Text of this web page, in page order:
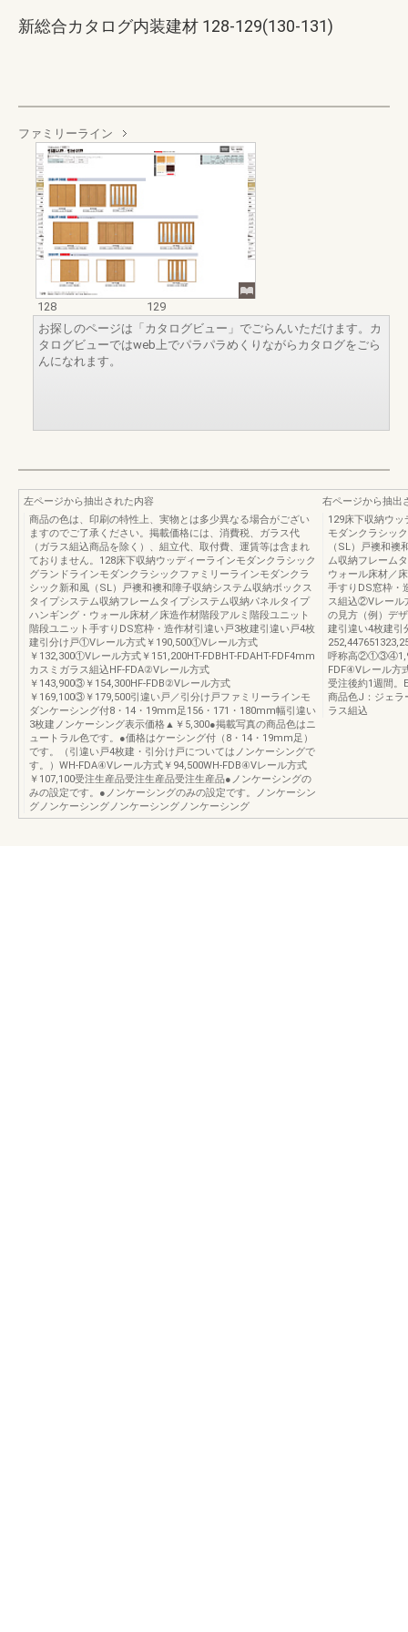
新総合カタログ内装建材 128-129(130-131)
ファミリーライン
128
129
お探しのページは「カタログビュー」でごらんいただけます。カ
タログビューではweb上でパラパラめくりながらカタログをごら
んになれます。
左ページから抽出された内容
商品の色は、印刷の特性上、実物とは多少異なる場合がござい
ますのでご了承ください。掲載価格には、消費税、ガラス代
（ガラス組込商品を除く）、組立代、取付費、運賃等は含まれ
ておりません。128床下収納ウッディーラインモダンクラシック
グランドラインモダンクラシックファミリーラインモダンクラ
シック新和風（SL）戸襖和襖和障子収納システム収納ボックス
タイプシステム収納フレームタイプシステム収納パネルタイプ
ハンギング・ウォール床材／床造作材階段アルミ階段ユニット
階段ユニット手すりDS窓枠・造作材引違い戸3枚建引違い戸4枚
建引分け戸①Vレール方式￥190,500①Vレール方式
￥132,300①Vレール方式￥151,200HT-FDBHT-FDAHT-FDF4mm
カスミガラス組込HF-FDA②Vレール方式
￥143,900③￥154,300HF-FDB②Vレール方式
￥169,100③￥179,500引違い戸／引分け戸ファミリーラインモ
ダンケーシング付8・14・19mm足156・171・180mm幅引違い
3枚建ノンケーシング表示価格▲￥5,300●掲載写真の商品色はニ
ュートラル色です。●価格はケーシング付（8・14・19mm足）
です。（引違い戸4枚建・引分け戸についてはノンケーシングで
す。）WH-FDA④Vレール方式￥94,500WH-FDB④Vレール方式
￥107,100受注生産品受注生産品受注生産品●ノンケーシングの
みの設定です。●ノンケーシングのみの設定です。ノンケーシン
グノンケーシングノンケーシングノンケーシング
右ページから抽出
129床下収納ウ
モダンクラシッ
（SL）戸襖和襖
ム収納フレーム
ウォール床材／
手すりDS窓枠・
ス組込②Vレール
の見方（例）デ
建引違い4枚建引
呼称高
FDF④Vレー
受注後約1週間。
商品色J：ジェラ
ラス組込